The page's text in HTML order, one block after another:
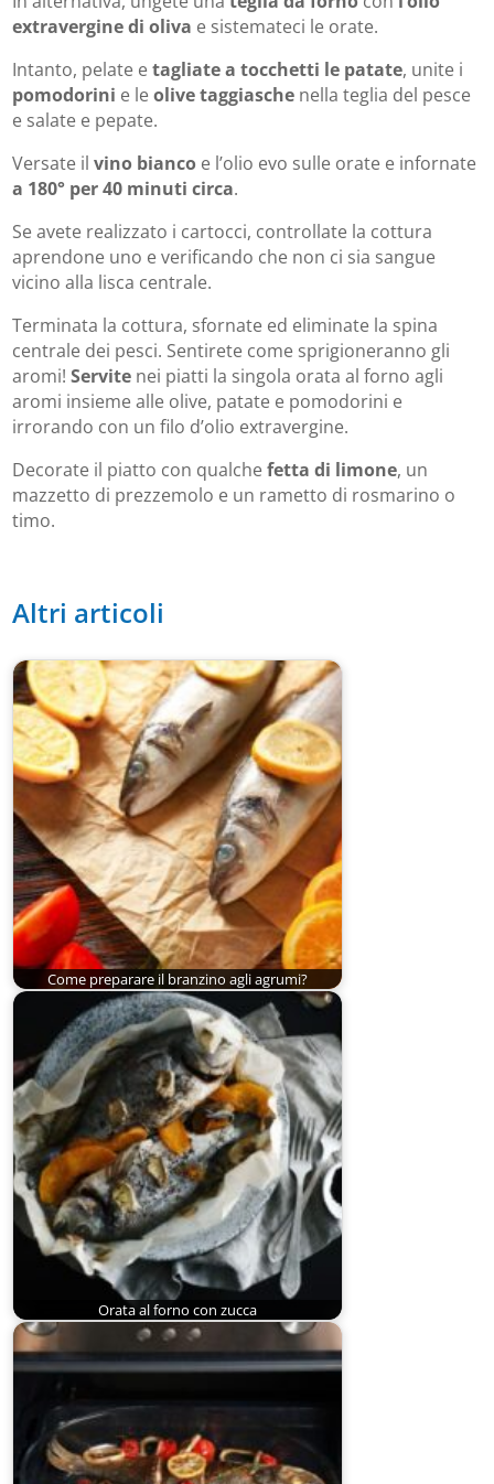
extravergine di oliva e sistemateci le orate.
Intanto, pelate etagliate a tocchetti le patate, unite i
pomodorini e leolive taggiasche nella teglia del pesce
e salate e pepate.
Versate ilvino bianco e l’olio evo sulle orate e infornate
a 180° per 40 minuti circa.
Se avete realizzato i cartocci, controllate la cottura
aprendone uno e verificando che non ci sia sangue
vicino alla lisca centrale.
Terminata la cottura, sfornate ed eliminate la spina
centrale dei pesci. Sentirete come sprigioneranno gli
aromi!Servite nei piatti la singola orata al forno agli
aromi insieme alle olive, patate e pomodorini e
irrorando con un filo d’olio extravergine.
Decorate il piatto con qualchefetta di limone, un
mazzetto di prezzemolo e un rametto di rosmarino o
timo.
Altri articoli
Come preparare il branzino agli agrumi?
Orata al forno con zucca